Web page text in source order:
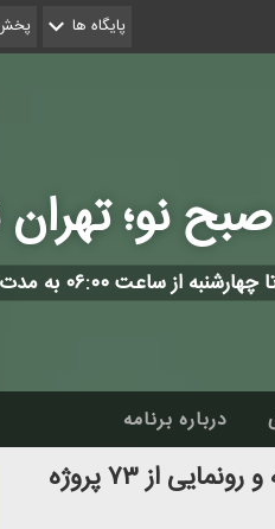
پایگاه ها پخش
صبح نو؛ تهران
از ساعت ۰۶:۰۰ به مدت ۱۲۰ دقیقه
درباره برنامه
بهارستان؛ جهش تولید با ۱۵۵ میلیارد تومان سرمایه و رونمایی از ۷۳ پروژه